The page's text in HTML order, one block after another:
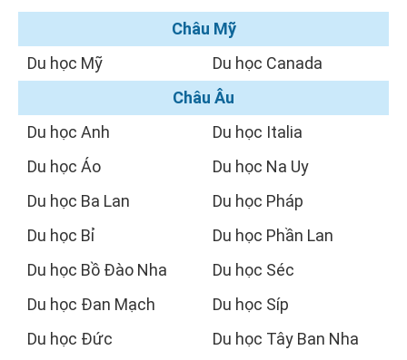
Châu Mỹ
Du học Mỹ
Du học Canada
Châu Âu
Du học Anh
Du học Áo
Du học Ba Lan
Du học Bỉ
Du học Bồ Đào Nha
Du học Đan Mạch
Du học Đức
Du học Italia
Du học Na Uy
Du học Pháp
Du học Phần Lan
Du học Séc
Du học Síp
Du học Tây Ban Nha